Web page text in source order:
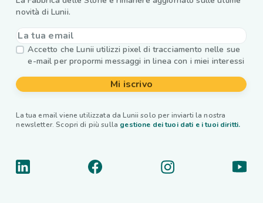
novità di Lunii.
Accetto che Lunii utilizzi pixel di tracciamento nelle sue
e-mail per propormi messaggi in linea con i miei interessi
Mi iscrivo
La tua email viene utilizzata da Lunii solo per inviarti la nostra
newsletter. Scopri di più sulla gestione dei tuoi dati e i tuoi diritti.